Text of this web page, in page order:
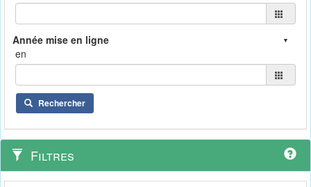
en
Rechercher
Filtres